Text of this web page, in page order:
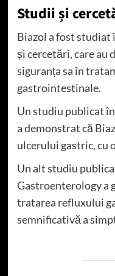
Studii și
Biazol a fost studiat
și cercetări, care au
siguranța sa în
gastrointestinale.
Un studiu publicat
a demonstrat că
ulcerului gastric, cu
Un alt studiu
Gastroenterology a
tratarea refluxului
semnificativă a